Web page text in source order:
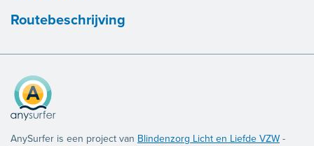
Routebeschrijving
AnySurfer is een project van Blindenzorg Licht en Liefde VZW -